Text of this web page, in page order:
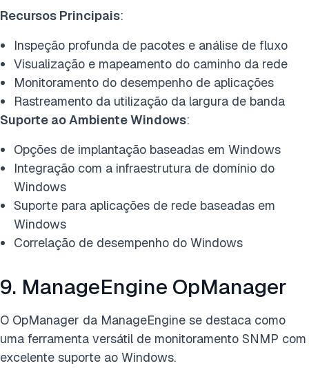
Recursos Principais:
Inspeção profunda de pacotes e análise de fluxo
Visualização e mapeamento do caminho da rede
Monitoramento do desempenho de aplicações
Rastreamento da utilização da largura de banda
Suporte ao Ambiente Windows:
Opções de implantação baseadas em Windows
Integração com a infraestrutura de domínio do
Windows
Suporte para aplicações de rede baseadas em
Windows
Correlação de desempenho do Windows
9. ManageEngine OpManager
O OpManager da ManageEngine se destaca como
uma ferramenta versátil de monitoramento SNMP com
excelente suporte ao Windows.